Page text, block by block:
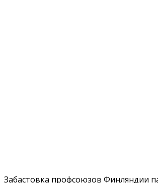
Забастовка профсоюзов Финляндии